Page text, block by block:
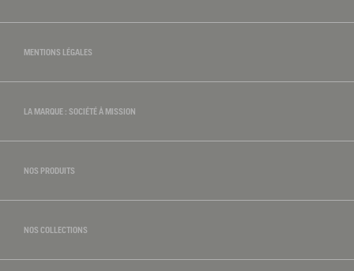
MENTIONS LÉGALES
LA MARQUE : SOCIÉTÉ À MISSION
NOS PRODUITS
NOS COLLECTIONS